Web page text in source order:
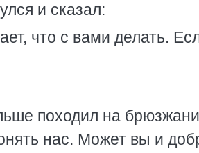
и сказал:
что с вами делать.
походил на
нас. Может вы и